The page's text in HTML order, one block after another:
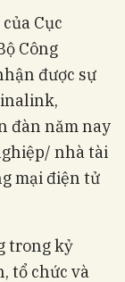
Cục
Công
được sự
đàn năm nay
nhà tài
mại điện tử
trong kỷ
tổ chức và